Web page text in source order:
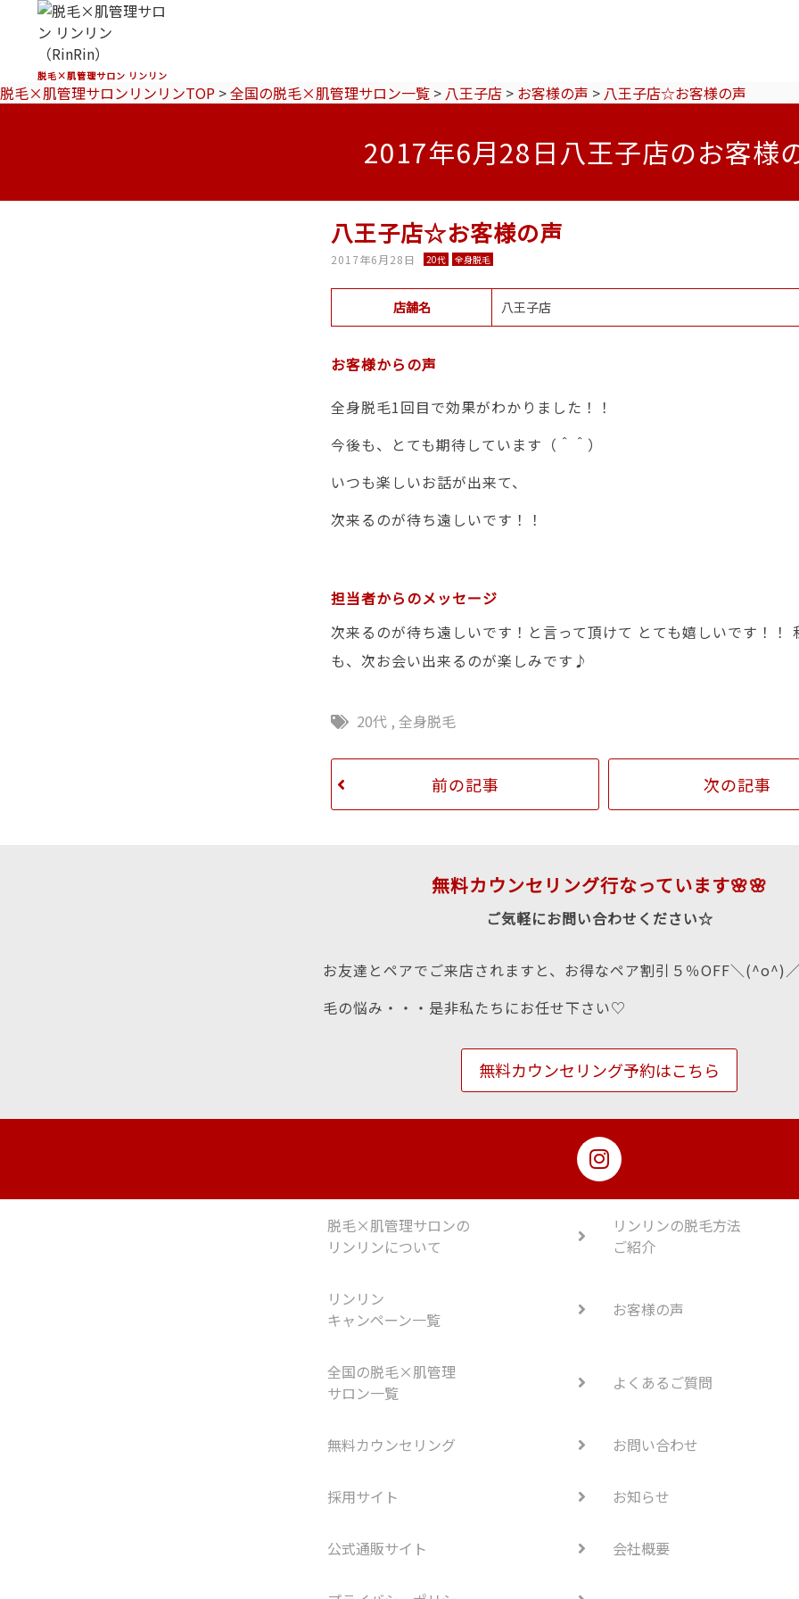
脱毛×肌管理サロン リンリン
脱毛×肌管理サロンリンリンTOP >全国の脱毛×肌管理サロン一覧 > 八王子店 > お客様の声 > 八王子店☆お客様の声
2017年6月28日八王子店のお客様
八王子店☆お客様の声
2017年6月28日 20代 全身脱毛
店舗名 八王子店
お客様からの声
全身脱毛1回目で効果がわかりました！！
今後も、とても期待しています（＾＾）
いつも楽しいお話が出来て、
次来るのが待ち遠しいです！！
担当者からのメッセージ
次来るのが待ち遠しいです！と言って頂けて とても嬉しいです！！
も、次お会い出来るのが楽しみです♪
20代 ,全身脱毛
前の記事 次の記事
無料カウンセリング行なっています🌸🌸
ご気軽にお問い合わせください☆
お友達とペアでご来店されますと、お得なペア割引５％OFF＼(^o^)
毛の悩み・・・是非私たちにお任せ下さい♡
無料カウンセリング予約はこちら
脱毛×肌管理サロンの
リンリンについて
リンリンの脱毛方法
ご紹介
リンリン
キャンペーン一覧
お客様の声
全国の脱毛×肌管理
サロン一覧
よくあるご質問
無料カウンセリング お問い合わせ
採用サイト お知らせ
公式通販サイト 会社概要